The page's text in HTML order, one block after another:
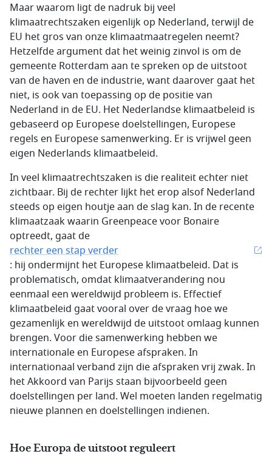
Maar waarom ligt de nadruk bij veel
klimaatrechtszaken eigenlijk op Nederland, terwijl de
EU het gros van onze klimaatmaatregelen neemt?
Hetzelfde argument dat het weinig zinvol is om de
gemeente Rotterdam aan te spreken op de uitstoot
van de haven en de industrie, want daarover gaat het
niet, is ook van toepassing op de positie van
Nederland in de EU. Het Nederlandse klimaatbeleid is
gebaseerd op Europese doelstellingen, Europese
regels en Europese samenwerking. Er is vrijwel geen
eigen Nederlands klimaatbeleid.
In veel klimaatrechtszaken is die realiteit echter niet
zichtbaar. Bij de rechter lijkt het erop alsof Nederland
steeds op eigen houtje aan de slag kan. In de recente
klimaatzaak waarin Greenpeace voor Bonaire
optreedt, gaat de
rechter een stap verder
: hij ondermijnt het Europese klimaatbeleid. Dat is
problematisch, omdat klimaatverandering nou
eenmaal een wereldwijd probleem is. Effectief
klimaatbeleid gaat vooral over de vraag hoe we
gezamenlijk en wereldwijd de uitstoot omlaag kunnen
brengen. Voor die samenwerking hebben we
internationale en Europese afspraken. In
internationaal verband zijn die afspraken vrij zwak. In
het Akkoord van Parijs staan bijvoorbeeld geen
doelstellingen per land. Wel moeten landen regelmatig
nieuwe plannen en doelstellingen indienen.
Hoe Europa de uitstoot reguleert